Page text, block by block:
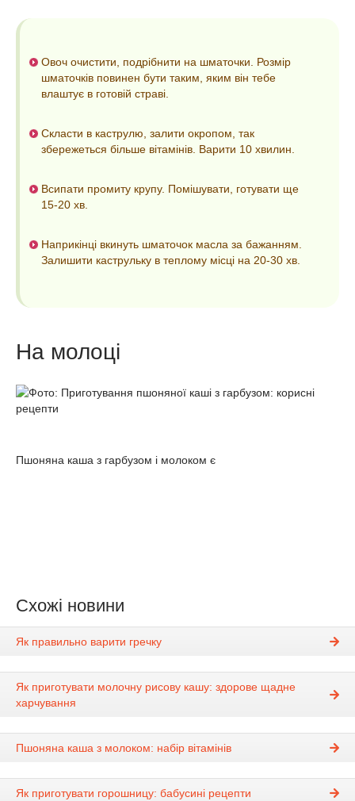
Овоч очистити, подрібнити на шматочки. Розмір
шматочків повинен бути таким, яким він тебе
влаштує в готовій страві.
Скласти в каструлю, залити окропом, так
збережеться більше вітамінів. Варити 10 хвилин.
Всипати промиту крупу. Помішувати, готувати ще
15-20 хв.
Наприкінці вкинуть шматочок масла за бажанням.
Залишити каструльку в теплому місці на 20-30 хв.
На молоці
Пшоняна каша з гарбузом і молоком є
Схожі новини
Як правильно варити гречку
Як приготувати молочну рисову кашу: здорове щадне
харчування
Пшоняна каша з молоком: набір вітамінів
Як приготувати горошницу: бабусині рецепти